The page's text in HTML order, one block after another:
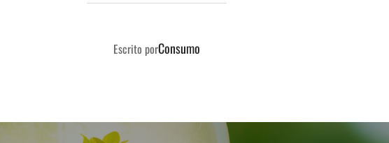
AUTOR DE LA PUBLICACIÓN
Escrito porConsumo